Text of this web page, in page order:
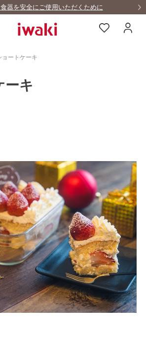
器を安全にご使用いただくために
ョートケーキ
ーキ